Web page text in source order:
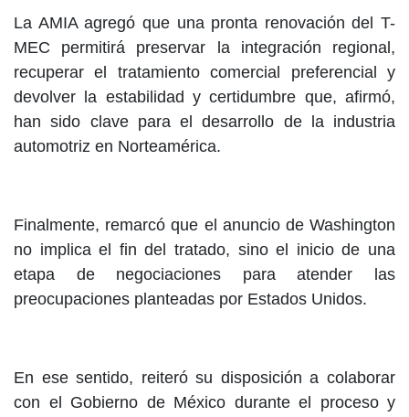
La AMIA agregó que una pronta renovación del T-
MEC permitirá preservar la integración regional,
recuperar el tratamiento comercial preferencial y
devolver la estabilidad y certidumbre que, afirmó,
han sido clave para el desarrollo de la industria
automotriz en Norteamérica.
Finalmente, remarcó que el anuncio de Washington
no implica el fin del tratado, sino el inicio de una
etapa de negociaciones para atender las
preocupaciones planteadas por Estados Unidos.
En ese sentido, reiteró su disposición a colaborar
con el Gobierno de México durante el proceso y